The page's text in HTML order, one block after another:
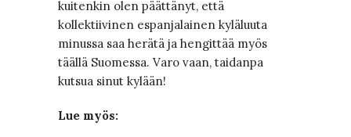
kuitenkin olen päättänyt, että
kollektiivinen espanjalainen kyläluuta
minussa saa herätä ja hengittää myös
täällä Suomessa. Varo vaan, taidanpa
kutsua sinut kylään!
Lue myös: